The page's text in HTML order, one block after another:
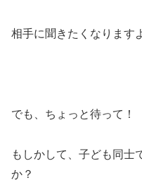
相手に聞きたくなります
でも、ちょっと待って！
もしかして、子ども同士
か？